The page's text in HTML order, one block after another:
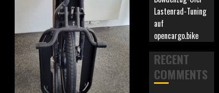
Lastenrad-Tuning
auf
opencargo.bike
RECENT
COMMENTS